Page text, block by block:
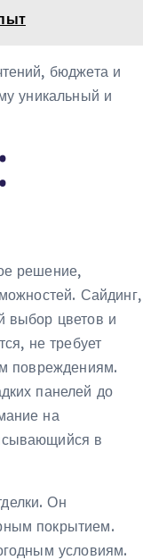
бюджета и
уникальный и
решение,
Сайдинг,
выбор цветов и
не требует
повреждениям.
панелей до
на
в
Он
покрытием.
условиям.